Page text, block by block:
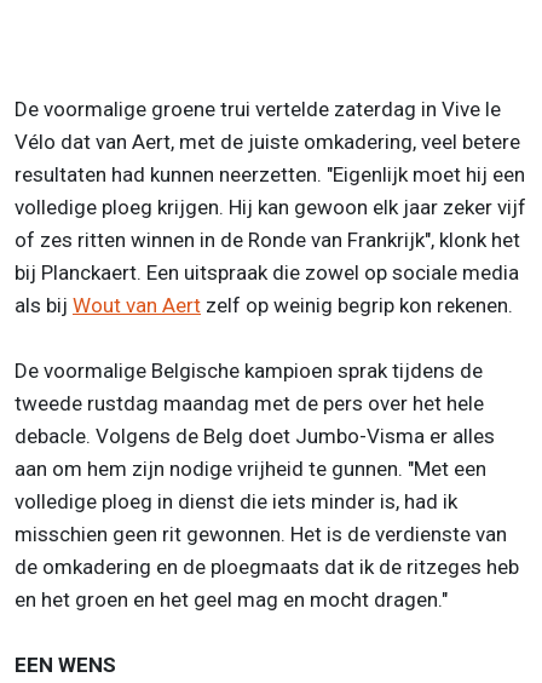
De voormalige groene trui vertelde zaterdag in Vive le
Vélo dat van Aert, met de juiste omkadering, veel betere
resultaten had kunnen neerzetten. "Eigenlijk moet hij een
volledige ploeg krijgen. Hij kan gewoon elk jaar zeker vijf
of zes ritten winnen in de Ronde van Frankrijk", klonk het
bij Planckaert. Een uitspraak die zowel op sociale media
als bij Wout van Aert zelf op weinig begrip kon rekenen.
De voormalige Belgische kampioen sprak tijdens de
tweede rustdag maandag met de pers over het hele
debacle. Volgens de Belg doet Jumbo-Visma er alles
aan om hem zijn nodige vrijheid te gunnen. "Met een
volledige ploeg in dienst die iets minder is, had ik
misschien geen rit gewonnen. Het is de verdienste van
de omkadering en de ploegmaats dat ik de ritzeges heb
en het groen en het geel mag en mocht dragen."
EEN WENS